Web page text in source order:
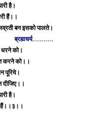
है।
हैं।।
बन इसको पालते।
ब्रह्मचर्य………..
धरने को।
करने को।।
पूरिये।
दीजिए।।
है।
हैं।।३।।